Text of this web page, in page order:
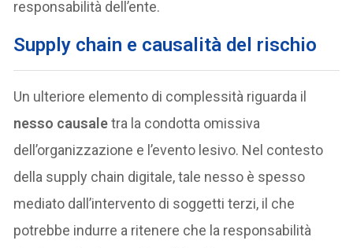
responsabilità dell’ente.
Supply chain e causalità del rischio
Un ulteriore elemento di complessità riguarda il
nesso causaletra la condotta omissiva
dell’organizzazione e l’evento lesivo. Nel contesto
della supply chain digitale, tale nesso è spesso
mediato dall’intervento di soggetti terzi, il che
potrebbe indurre a ritenere che la responsabilità